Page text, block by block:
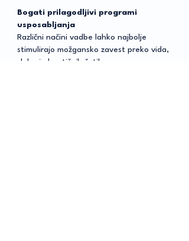
Bogati prilagodljivi programi
usposabljanja
Različni načini vadbe lahko najbolje
stimulirajo možgansko zavest preko vida,
sluha in haptičnih čutil.